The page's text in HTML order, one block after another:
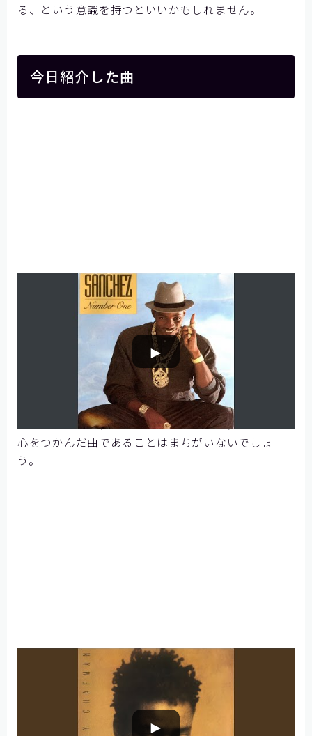
る、という意識を持つといいかもしれません。
今日紹介した曲
►
オリジナルはこちら
壁の今日から叫び声が聞こえる。という当時の黒人
の置かれた環境を風刺しています。
警察は来ても、いつも遅すぎる・・実際にトレーシ
ーが経験した内容かどうかはともかく、多くの人の
心をつかんだ曲であることはまちがいないでしょ
う。
►
社内ラジオ専門のオフィスエンニチ